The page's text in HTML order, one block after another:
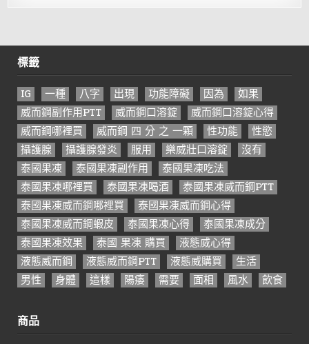
標籤
IG 一種 八字 出現 功能障礙 因為
如果
威而鋼副作用PTT
威而鋼口溶錠
威而鋼口溶錠心得
威而鋼哪裡買
威而鋼 四 分 之 一顆 性功能
性慾
攝護腺
攝護腺發炎 服用 樂威壯口溶錠
沒有
泰國果凍
泰國果凍副作用
泰國果凍吃法
泰國果凍哪裡買
泰國果凍喝酒
泰國果凍威而鋼PTT
泰國果凍威而鋼哪裡買
泰國果凍威而鋼心得
泰國果凍威而鋼蝦皮
泰國果凍心得
泰國果凍成分
泰國果凍效果
泰國 果凍 購買
液態威心得
液態威而鋼
液態威而鋼PTT 液態威購買
生活
男性
身體 這樣 陽痿 需要 面相 風水 飲食
商品